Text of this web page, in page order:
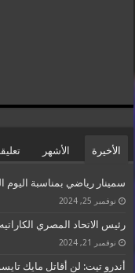
الأخيرة الأشهر
سمينار رياضي بمناسبة اليوم
نوفمبر 25, 2024
رئيس الاتحاد المصري
نوفمبر 21, 2024
أندرو تيت: لن أقاتل مايك